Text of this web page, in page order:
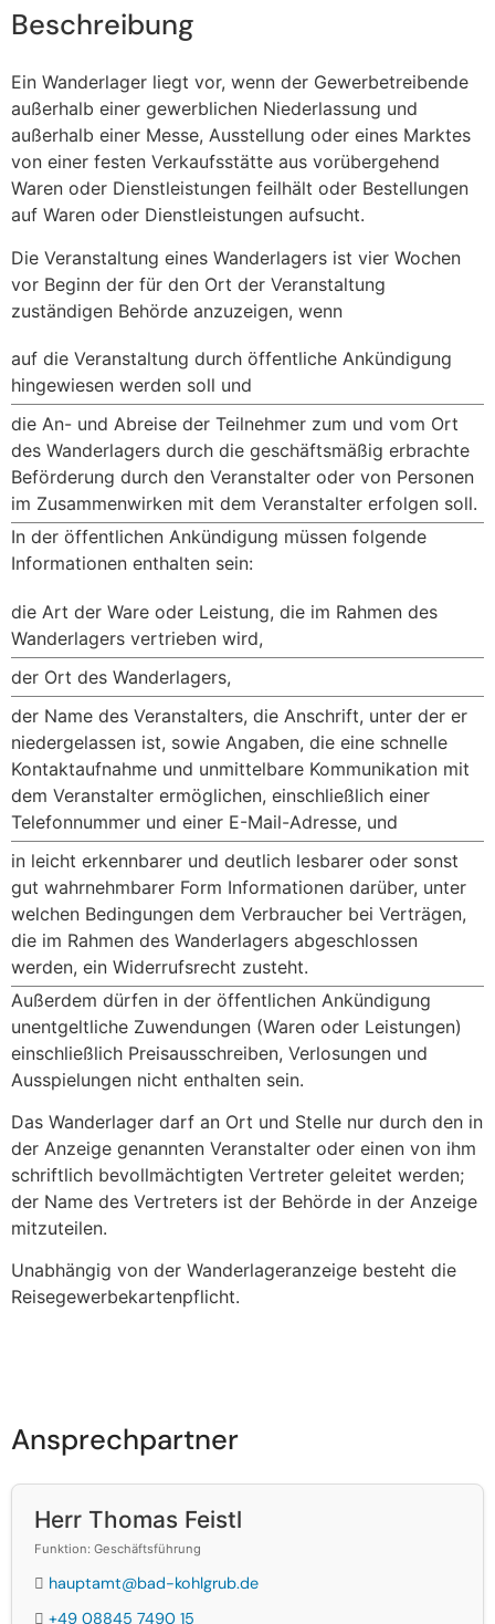
Beschreibung
Ein Wanderlager liegt vor, wenn der Gewerbetreibende
außerhalb einer gewerblichen Niederlassung und
außerhalb einer Messe, Ausstellung oder eines Marktes
von einer festen Verkaufsstätte aus vorübergehend
Waren oder Dienstleistungen feilhält oder Bestellungen
auf Waren oder Dienstleistungen aufsucht.
Die Veranstaltung eines Wanderlagers ist vier Wochen
vor Beginn der für den Ort der Veranstaltung
zuständigen Behörde anzuzeigen, wenn
auf die Veranstaltung durch öffentliche Ankündigung
hingewiesen werden soll und
die An- und Abreise der Teilnehmer zum und vom Ort
des Wanderlagers durch die geschäftsmäßig erbrachte
Beförderung durch den Veranstalter oder von Personen
im Zusammenwirken mit dem Veranstalter erfolgen soll.
In der öffentlichen Ankündigung müssen folgende
Informationen enthalten sein:
die Art der Ware oder Leistung, die im Rahmen des
Wanderlagers vertrieben wird,
der Ort des Wanderlagers,
der Name des Veranstalters, die Anschrift, unter der er
niedergelassen ist, sowie Angaben, die eine schnelle
Kontaktaufnahme und unmittelbare Kommunikation mit
dem Veranstalter ermöglichen, einschließlich einer
Telefonnummer und einer E-Mail-Adresse, und
in leicht erkennbarer und deutlich lesbarer oder sonst
gut wahrnehmbarer Form Informationen darüber, unter
welchen Bedingungen dem Verbraucher bei Verträgen,
die im Rahmen des Wanderlagers abgeschlossen
werden, ein Widerrufsrecht zusteht.
Außerdem dürfen in der öffentlichen Ankündigung
unentgeltliche Zuwendungen (Waren oder Leistungen)
einschließlich Preisausschreiben, Verlosungen und
Ausspielungen nicht enthalten sein.
Das Wanderlager darf an Ort und Stelle nur durch den in
der Anzeige genannten Veranstalter oder einen von ihm
schriftlich bevollmächtigten Vertreter geleitet werden;
der Name des Vertreters ist der Behörde in der Anzeige
mitzuteilen.
Unabhängig von der Wanderlageranzeige besteht die
Reisegewerbekartenpflicht.
Ansprechpartner
Herr Thomas Feistl
Funktion: Geschäftsführung
hauptamt@bad-kohlgrub.de
+49 08845 7490 15